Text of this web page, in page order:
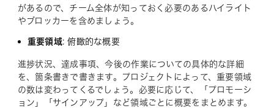
があるので、チーム全体が知っておく必要のあるハイライト
やブロッカーを含めましょう。
重要領域: 俯瞰的な概要
進捗状況、達成事項、今後の作業についての具体的な詳細
を、箇条書きで書きます。プロジェクトによって、重要領域
の数は変わってくるでしょう。必要に応じて、「プロモーシ
ョン」「サインアップ」など領域ごとに概要をまとめます。